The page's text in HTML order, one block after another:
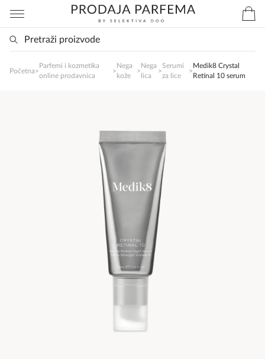
Početna>
Parfemi i kozmetika
online prodavnica
>
Nega
kože
>
Nega
lica
>
Serumi
za lice
>
Medik8 Crystal
Retinal 10 serum
SlađanAi Asistent
poručite svoj omiljeni parfem danas ali i za